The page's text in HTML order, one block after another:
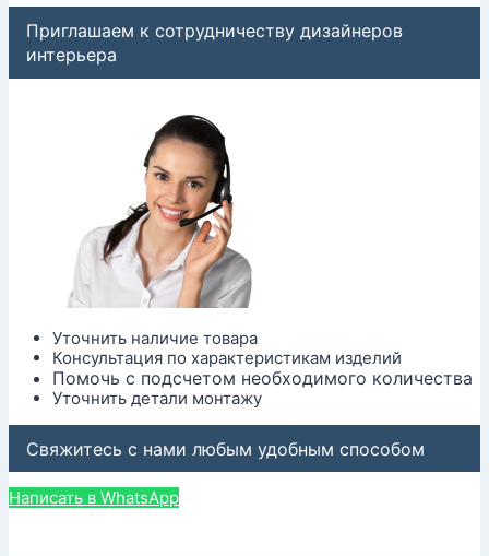
Приглашаем к сотрудничеству дизайнеров
интерьера
Уточнить наличие товара
Консультация по характеристикам изделий
Помочь с подсчетом необходимого количества
Уточнить детали монтажу
Свяжитесь с нами любым удобным способом
Написать в WhatsApp